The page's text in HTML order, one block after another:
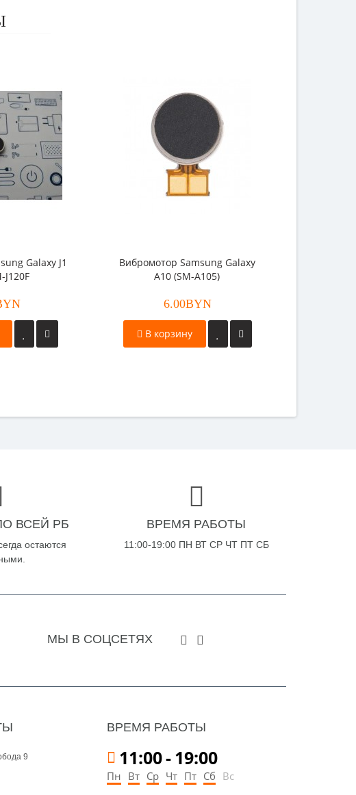
Galaxy J1
J120F
Вибромотор Samsung Galaxy
A10 (SM-A105)
6.00BYN
В корзину
ВСЕЙ РБ
остаются
ВРЕМЯ РАБОТЫ
11:00-19:00 ПН ВТ СР ЧТ ПТ СБ
МЫ В СОЦСЕТЯХ
9
ВРЕМЯ РАБОТЫ
11:00-19:00
Пн Вт Ср Чт Пт Сб Вс